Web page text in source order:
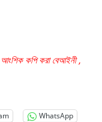
আংশিক কপি করা বেআইনী ,
WhatsApp